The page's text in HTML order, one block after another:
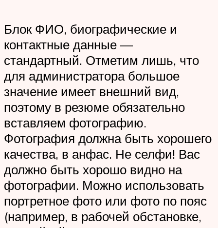
Блок ФИО, биографические и
контактные данные —
стандартный. Отметим лишь, что
для администратора большое
значение имеет внешний вид,
поэтому в резюме обязательно
вставляем фотографию.
Фотография должна быть хорошего
качества, в анфас. Не селфи! Вас
должно быть хорошо видно на
фотографии. Можно использовать
портретное фото или фото по пояс
(например, в рабочей обстановке,